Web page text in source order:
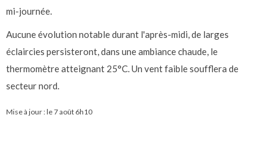
mi-journée.
Aucune évolution notable durant l'après-midi, de larges
éclaircies persisteront, dans une ambiance chaude, le
thermomètre atteignant 25°C. Un vent faible soufflera de
secteur nord.
Mise à jour : le7 août 6h10